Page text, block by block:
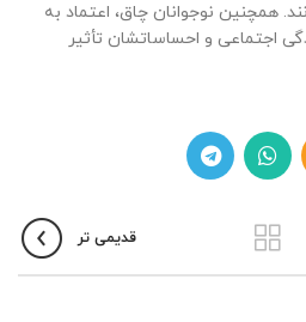
همچنین نوجوانان چاق، اعتماد به
اجتماعی و احساساتشان تأثیر
قدیمی تر